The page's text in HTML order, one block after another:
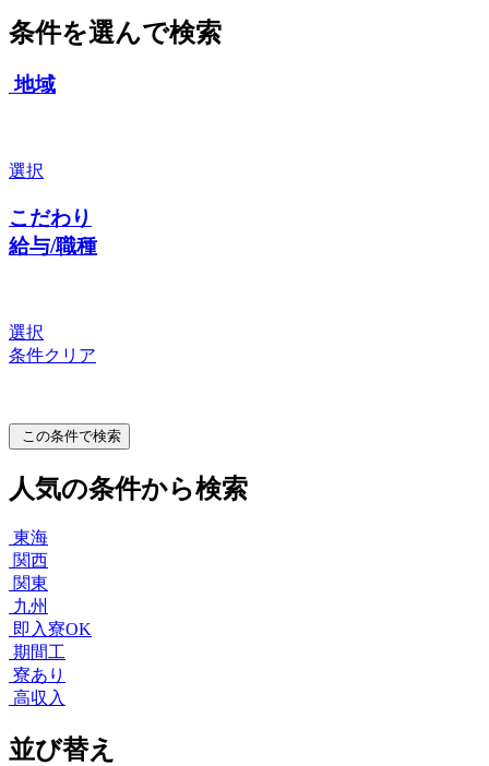
条件を選んで検索
地域
選択
こだわり
給与/職種
選択
条件クリア
この条件で検索
人気の条件から検索
東海
関西
関東
九州
即入寮OK
期間工
寮あり
高収入
並び替え